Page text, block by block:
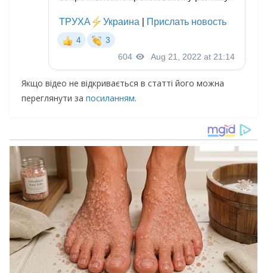
Якщо відео не відкривається в статті його можна
переглянути за посиланням.